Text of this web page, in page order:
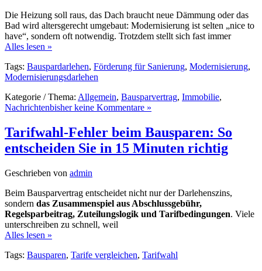
Die Heizung soll raus, das Dach braucht neue Dämmung oder das
Bad wird altersgerecht umgebaut: Modernisierung ist selten „nice to
have“, sondern oft notwendig. Trotzdem stellt sich fast immer
Alles lesen »
Tags: Bauspardarlehen, Förderung für Sanierung, Modernisierung,
Modernisierungsdarlehen
Kategorie / Thema: Allgemein, Bausparvertrag, Immobilie,
Nachrichtenbisher keine Kommentare »
Tarifwahl-Fehler beim Bausparen: So
entscheiden Sie in 15 Minuten richtig
Geschrieben von admin
Beim Bausparvertrag entscheidet nicht nur der Darlehenszins,
sondern das Zusammenspiel aus Abschlussgebühr,
Regelsparbeitrag, Zuteilungslogik und Tarifbedingungen. Viele
unterschreiben zu schnell, weil
Alles lesen »
Tags: Bausparen, Tarife vergleichen, Tarifwahl